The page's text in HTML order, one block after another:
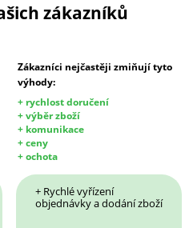
zákazníků
Zákazníci nejčastěji zmiňují tyto
výhody:
+ rychlost doručení
+ výběr zboží
+ komunikace
+ ceny
+ ochota
+ Rychlé vyřízení
objednávky a dodání zboží